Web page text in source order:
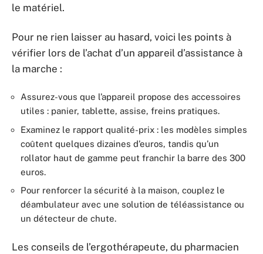
le matériel.
Pour ne rien laisser au hasard, voici les points à
vérifier lors de l’achat d’un appareil d’assistance à
la marche :
Assurez-vous que l’appareil propose des accessoires
utiles : panier, tablette, assise, freins pratiques.
Examinez le rapport qualité-prix : les modèles simples
coûtent quelques dizaines d’euros, tandis qu’un
rollator haut de gamme peut franchir la barre des 300
euros.
Pour renforcer la sécurité à la maison, couplez le
déambulateur avec une solution de téléassistance ou
un détecteur de chute.
Les conseils de l’ergothérapeute, du pharmacien